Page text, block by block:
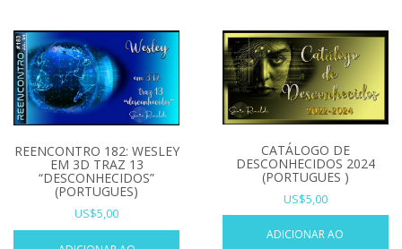
REENCONTRO 182: WESLEY
EM 3D TRAZ 13
“DESCONHECIDOS”
(PORTUGUES)
US$5,00
CATÁLOGO DE
DESCONHECIDOS 2024
(PORTUGUES )
US$5,00
ADICIONAR AO